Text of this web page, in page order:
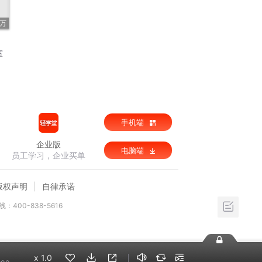
x 1.0
企业版
员工学习，企业买单
手机端
电脑端
权声明 自律承诺
：400-838-5616